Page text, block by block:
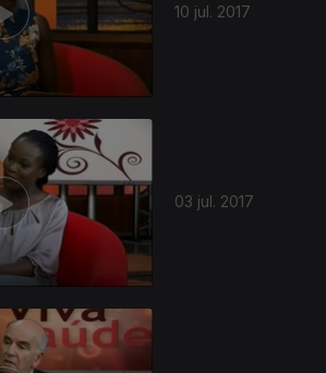
10 jul. 2017
03 jul. 2017